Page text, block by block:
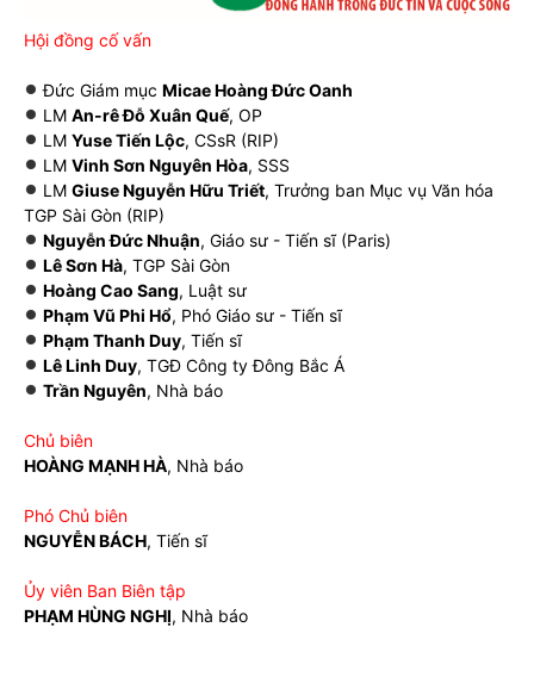
Hội đồng cố vấn
Đức Giám mục Micae Hoàng Đức Oanh
LM An-rê Đỗ Xuân Quế, OP
LM Yuse Tiến Lộc, CSsR (RIP)
LM Vinh Sơn Nguyên Hòa, SSS
LM Giuse Nguyễn Hữu Triết, Trưởng ban Mục vụ Văn hóa
TGP Sài Gòn (RIP)
Nguyễn Đức Nhuận, Giáo sư - Tiến sĩ (Paris)
Lê Sơn Hà, TGP Sài Gòn
Hoàng Cao Sang, Luật sư
Phạm Vũ Phi Hổ, Phó Giáo sư - Tiến sĩ
Phạm Thanh Duy, Tiến sĩ
Lê Linh Duy, TGĐ Công ty Đông Bắc Á
Trần Nguyên, Nhà báo
Chủ biên
HOÀNG MẠNH HÀ, Nhà báo
Phó Chủ biên
NGUYỄN BÁCH, Tiến sĩ
Ủy viên Ban Biên tập
PHẠM HÙNG NGHỊ, Nhà báo